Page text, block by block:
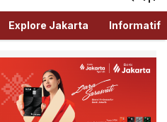
Ada Disini!
Explore Jakarta Informatif